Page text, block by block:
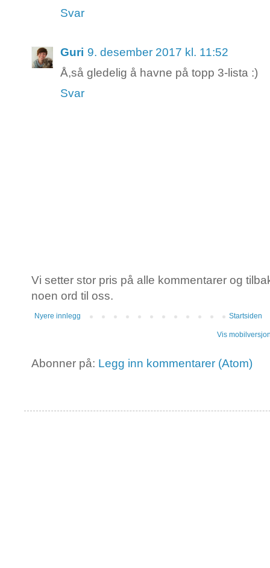
Svar
Guri 9. desember 2017 kl. 11:52
Å,så gledelig å havne på topp 3-lista :)
Svar
Vi setter stor pris på alle kommentarer og
noen ord til oss.
Nyere innlegg Startsiden
Vis
Abonner på: Legg inn kommentarer (Atom)